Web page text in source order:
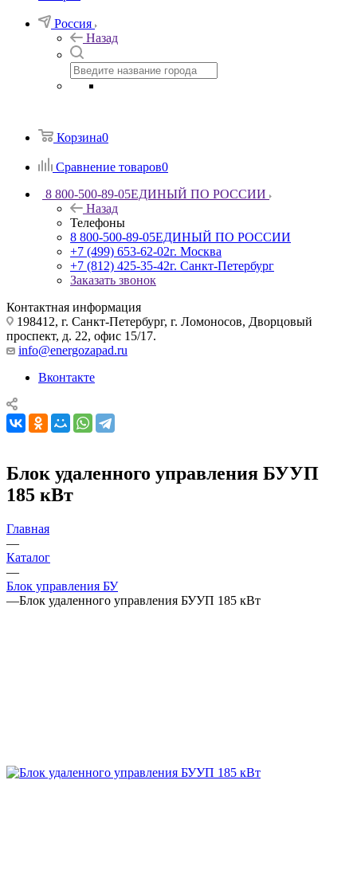
Россия
Назад
Корзина0
Сравнение товаров0
8 800-500-89-05ЕДИНЫЙ ПО РОССИИ
Назад
Телефоны
8 800-500-89-05ЕДИНЫЙ ПО РОССИИ
+7 (499) 653-62-02г. Москва
+7 (812) 425-35-42г. Санкт-Петербург
Заказать звонок
Контактная информация
198412, г. Санкт-Петербург, г. Ломоносов, Дворцовый
проспект, д. 22, офис 15/17.
info@energozapad.ru
Вконтакте
Блок удаленного управления БУУП
185 кВт
Главная
—
Каталог
—
Блок управления БУ
—Блок удаленного управления БУУП 185 кВт